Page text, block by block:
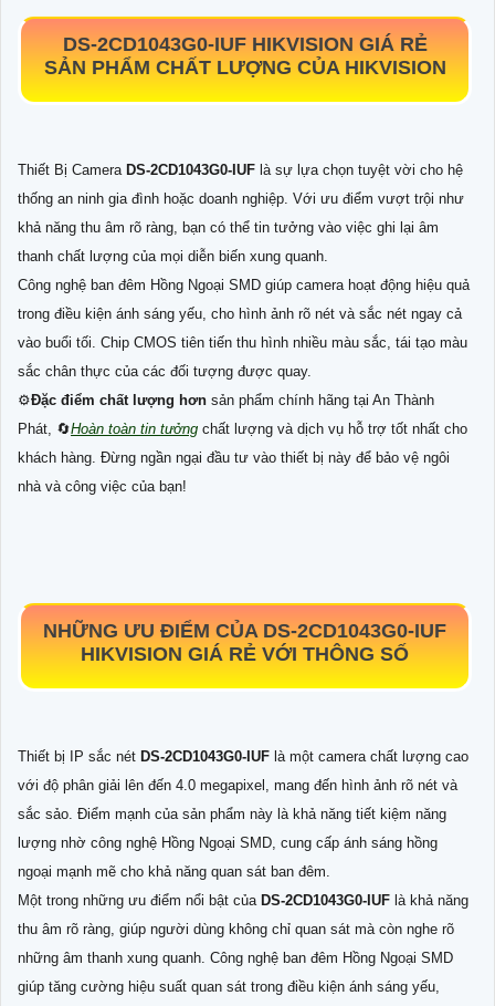
DS-2CD1043G0-IUF HIKVISION GIÁ RẺ
SẢN PHẨM CHẤT LƯỢNG CỦA HIKVISION
Thiết Bị Camera DS-2CD1043G0-IUF là sự lựa chọn tuyệt vời cho hệ
thống an ninh gia đình hoặc doanh nghiệp. Với ưu điểm vượt trội như
khả năng thu âm rõ ràng, bạn có thể tin tưởng vào việc ghi lại âm
thanh chất lượng của mọi diễn biến xung quanh.
Công nghệ ban đêm Hồng Ngoại SMD giúp camera hoạt động hiệu quả
trong điều kiện ánh sáng yếu, cho hình ảnh rõ nét và sắc nét ngay cả
vào buổi tối. Chip CMOS tiên tiến thu hình nhiều màu sắc, tái tạo màu
sắc chân thực của các đối tượng được quay.
⚙Đặc điểm chất lượng hơn sản phẩm chính hãng tại An Thành
Phát, 🔄Hoàn toàn tin tưởng chất lượng và dịch vụ hỗ trợ tốt nhất cho
khách hàng. Đừng ngần ngại đầu tư vào thiết bị này để bảo vệ ngôi
nhà và công việc của bạn!
NHỮNG ƯU ĐIỂM CỦA DS-2CD1043G0-IUF
HIKVISION GIÁ RẺ VỚI THÔNG SỐ
Thiết bị IP sắc nét DS-2CD1043G0-IUF là một camera chất lượng cao
với độ phân giải lên đến 4.0 megapixel, mang đến hình ảnh rõ nét và
sắc sảo. Điểm mạnh của sản phẩm này là khả năng tiết kiệm năng
lượng nhờ công nghệ Hồng Ngoại SMD, cung cấp ánh sáng hồng
ngoại mạnh mẽ cho khả năng quan sát ban đêm.
Một trong những ưu điểm nổi bật của DS-2CD1043G0-IUF là khả năng
thu âm rõ ràng, giúp người dùng không chỉ quan sát mà còn nghe rõ
những âm thanh xung quanh. Công nghệ ban đêm Hồng Ngoại SMD
giúp tăng cường hiệu suất quan sát trong điều kiện ánh sáng yếu,